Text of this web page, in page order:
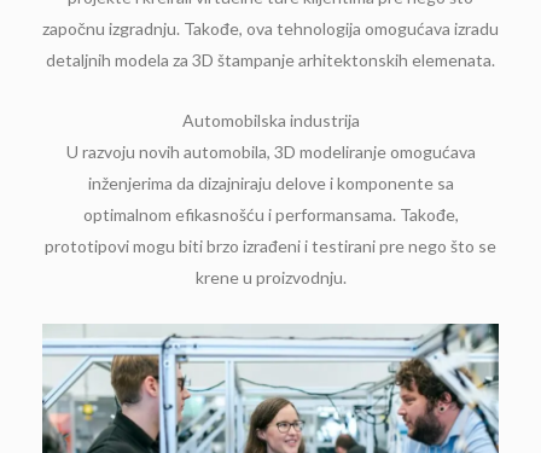
započnu izgradnju. Takođe, ova tehnologija omogućava izradu
detaljnih modela za 3D štampanje arhitektonskih elemenata.
Automobilska industrija
U razvoju novih automobila, 3D modeliranje omogućava
inženjerima da dizajniraju delove i komponente sa
optimalnom efikasnošću i performansama. Takođe,
prototipovi mogu biti brzo izrađeni i testirani pre nego što se
krene u proizvodnju.